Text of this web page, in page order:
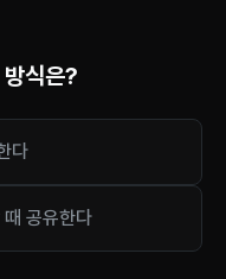
식은?
다
공유한다